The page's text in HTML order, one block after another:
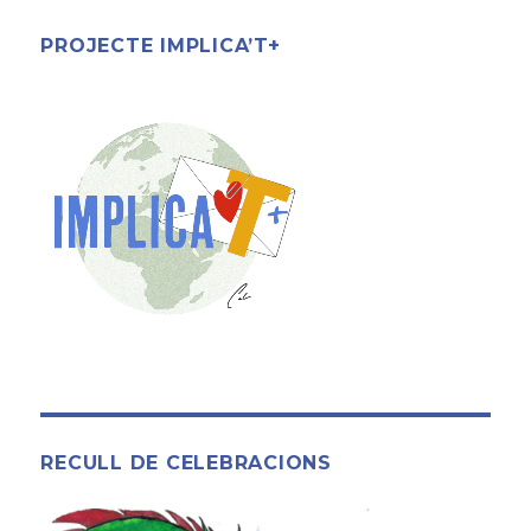
PROJECTE IMPLICA’T+
RECULL DE CELEBRACIONS